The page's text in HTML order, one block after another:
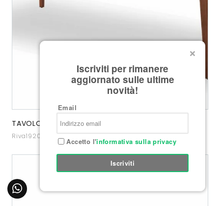
TAVOLO MANTIS
Riva1920
Iscriviti per rimanere
aggiornato sulle ultime
novità!
Email
Accetto l'informativa sulla privacy
Iscriviti